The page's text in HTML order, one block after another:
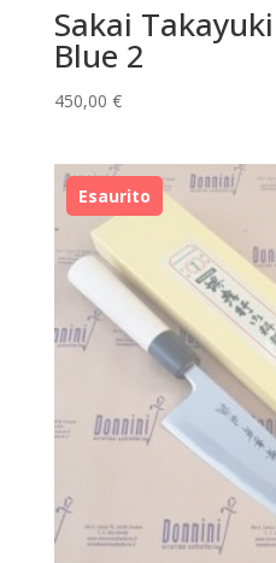
Sakai
Blue 2
450,00 €